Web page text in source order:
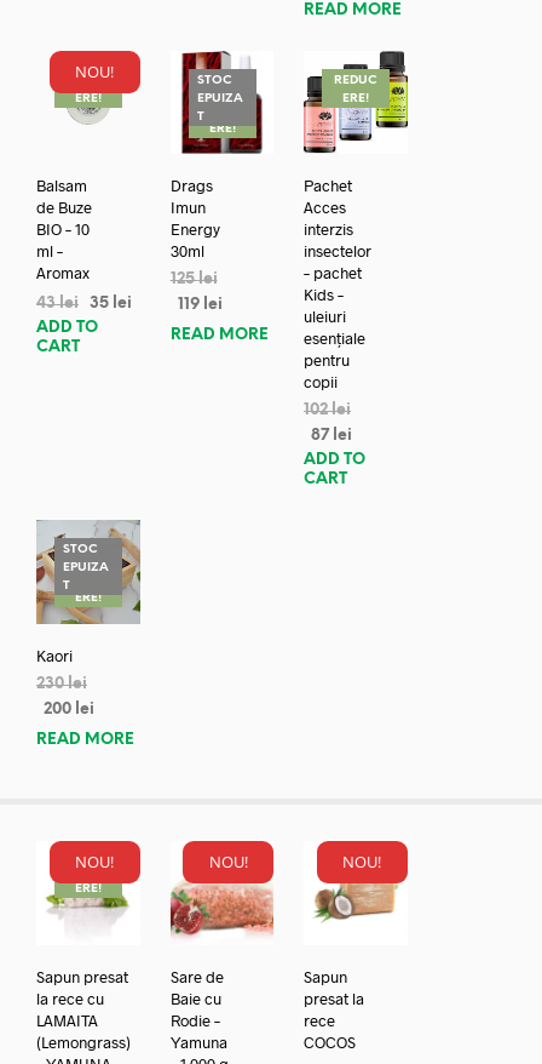
READ MORE
NOU!
REDUC
ERE!
Balsam
de Buze
BIO – 10
ml –
Aromax
43lei 35 lei
ADD TO
CART
STOC
EPUIZA
TREDUC
ERE!
Drags
Imun
Energy
30ml
125lei
119 lei
READ MORE
REDUC
ERE!
Pachet
Acces
interzis
insectelor
– pachet
Kids –
uleiuri
esențiale
pentru
copii
102lei
87 lei
ADD TO
CART
STOC
EPUIZA
TREDUC
ERE!
Kaori
230lei
200 lei
READ MORE
NOU!
REDUC
ERE!
Sapun presat
la rece cu
LAMAITA
(Lemongrass)
NOU!
Sare de
Baie cu
Rodie –
Yamuna
NOU!
Sapun
presat la
rece
COCOS